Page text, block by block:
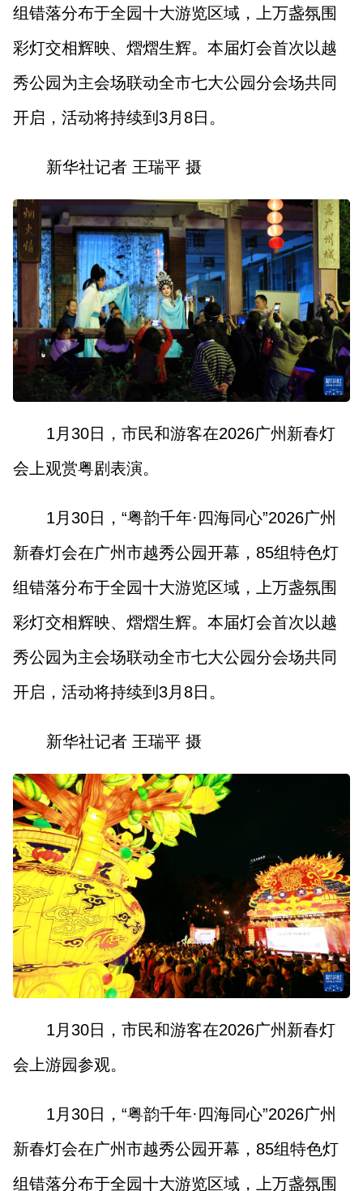
行业频道
组错落分布于全园十大游览区域，上万盏氛围
彩灯交相辉映、熠熠生辉。本届灯会首次以越
秀公园为主会场联动全市七大公园分会场共同
开启，活动将持续到3月8日。
新华社记者 王瑞平 摄
1月30日，市民和游客在2026广州新春灯
会上观赏粤剧表演。
1月30日，“粤韵千年·四海同心”2026广州
新春灯会在广州市越秀公园开幕，85组特色灯
组错落分布于全园十大游览区域，上万盏氛围
彩灯交相辉映、熠熠生辉。本届灯会首次以越
秀公园为主会场联动全市七大公园分会场共同
开启，活动将持续到3月8日。
新华社记者 王瑞平 摄
1月30日，市民和游客在2026广州新春灯
会上游园参观。
1月30日，“粤韵千年·四海同心”2026广州
新春灯会在广州市越秀公园开幕，85组特色灯
组错落分布于全园十大游览区域，上万盏氛围